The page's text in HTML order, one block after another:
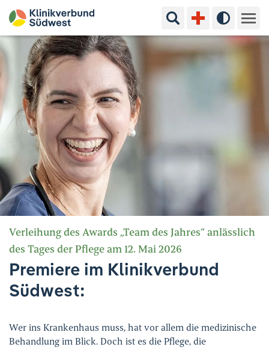
Suchbegriff eingeben
Hoher
Kliniken & Experten
Ihr Aufenthalt
Pflege & Beratung
Ausbildung & Studium
Jobs & Karriere
Der Klinikverbund Südwest
Standorte & Kontakt Aktuelles
Ihre Meinung ist uns wichtig!
Verleihung des Awards „Team des Jahres“ anlässlich
des Tages der Pflege am 12. Mai 2026
Premiere im Klinikverbund
Südwest:
Wer ins Krankenhaus muss, hat vor allem die medizinische
Behandlung im Blick. Doch ist es die Pflege, die